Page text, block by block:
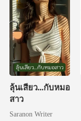
ลุ้นเสียว...กับหมอ
สาว
Saranon Writer